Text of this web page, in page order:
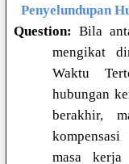
Penyelundupan
Question: Bila
mengikat
Waktu
hubungan
berakhir,
masa